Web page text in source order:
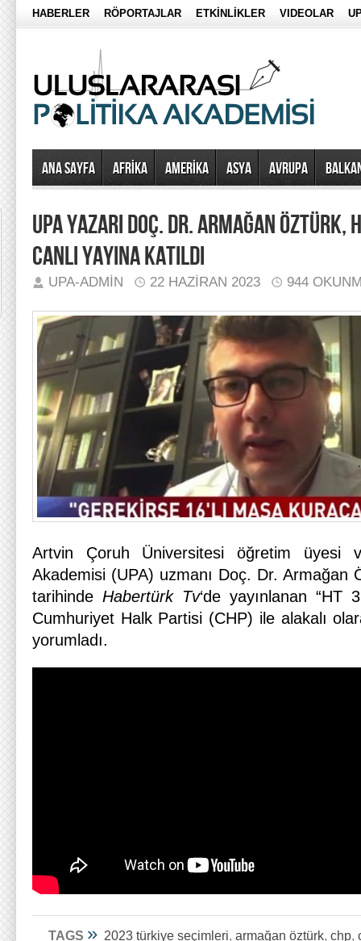
HABERLER RÖPORTAJLAR ETKİNLİKLER VIDEOLAR
Ana Sayfa AFRİKA AMERİKA ASYA AVRUPA
UPA YAZARI DOÇ. DR. ARMAĞAN ÖZTÜRK,
CANLI YAYINA KATILDI
UPA-ADMIN 22 HAZIRAN 2023 944
Artvin Çoruh Üniversitesi öğretim üyesi
Akademisi (UPA) uzmanı Doç. Dr. Armağan
tarihinde Habertürk Tv‘de yayınlanan “HT
Cumhuriyet Halk Partisi (CHP) ile alakalı
yorumladı.
TAGS » 2023 türkiye seçimleri, armağan öztürk, chp,